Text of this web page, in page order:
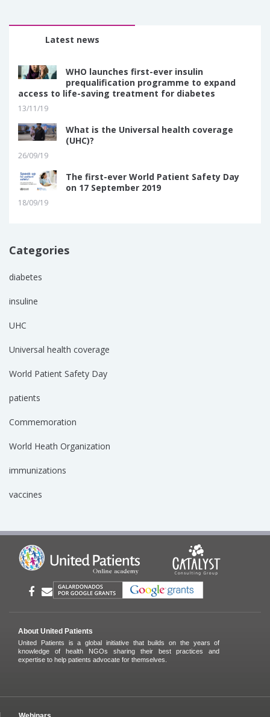
Latest news
WHO launches first-ever insulin
prequalification programme to expand
access to life-saving treatment for diabetes
13/11/19
What is the Universal health coverage
(UHC)?
26/09/19
The first-ever World Patient Safety Day
on 17 September 2019
18/09/19
Categories
diabetes
insuline
UHC
Universal health coverage
World Patient Safety Day
patients
Commemoration
World Heath Organization
immunizations
vaccines
About United Patients
United Patients is a global initiative that builds on the years of
knowledge of health NGOs sharing their best practices and
expertise to help patients advocate for themselves.